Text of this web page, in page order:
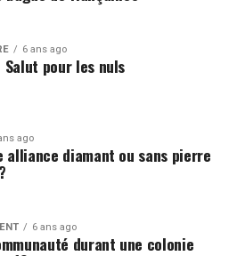
6 ans ago
Salut pour les nuls
ago
alliance diamant ou sans pierre
6 ans ago
durant une colonie